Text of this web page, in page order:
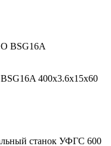
400x3.6x15x60